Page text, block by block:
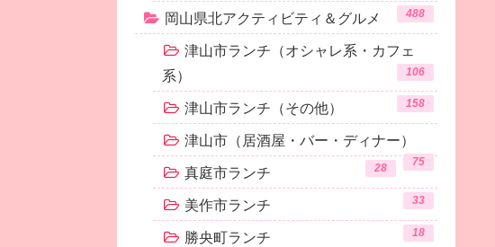
岡山県北アクティビティ＆グルメ 488
津山市ランチ（オシャレ系・カフェ
系）
106
津山市ランチ（その他） 158
津山市（居酒屋・バー・ディナー）
75
真庭市ランチ 28
美作市ランチ 33
勝央町ランチ 18